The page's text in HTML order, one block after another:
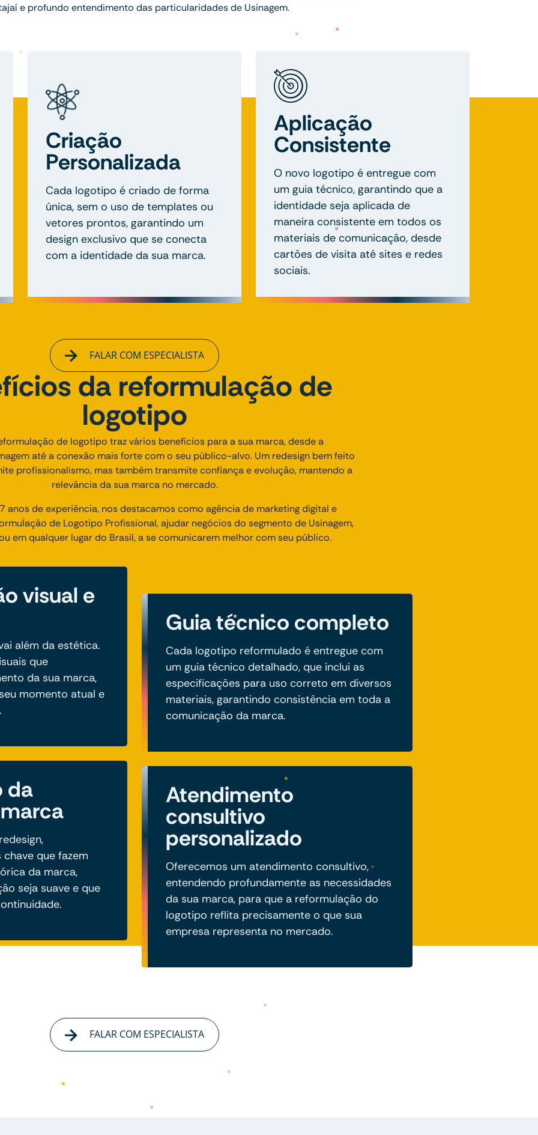
e profundo entendimento das particularidades de Usinagem.
Criação
Personalizada
Cada logotipo é criado de forma
única, sem o uso de templates ou
vetores prontos, garantindo um
design exclusivo que se conecta
com a identidade da sua marca.
Aplicação
Consistente
O novo logotipo é entregue com
um guia técnico, garantindo que a
identidade seja aplicada de
maneira consistente em todos os
materiais de comunicação, desde
cartões de visita até sites e redes
sociais.
FALAR COM ESPECIALISTA
da reformulação de
logotipo
de logotipo traz vários benefícios para a sua marca, desde a
até a conexão mais forte com o seu público-alvo. Um redesign bem feito
profissionalismo, mas também transmite confiança e evolução, mantendo a
relevância da sua marca no mercado.
anos de experiência, nos destacamos como agência de marketing digital e
de Logotipo Profissional, ajudar negócios do segmento de Usinagem,
em qualquer lugar do Brasil, a se comunicarem melhor com seu público.
visual e
além da estética.
que
da sua marca,
momento atual e
da
que fazem
da marca,
seja suave e que
Guia técnico completo
Cada logotipo reformulado é entregue com
um guia técnico detalhado, que inclui as
especificações para uso correto em diversos
materiais, garantindo consistência em toda a
comunicação da marca.
Atendimento
consultivo
personalizado
Oferecemos um atendimento consultivo,
entendendo profundamente as necessidades
da sua marca, para que a reformulação do
logotipo reflita precisamente o que sua
empresa representa no mercado.
FALAR COM ESPECIALISTA